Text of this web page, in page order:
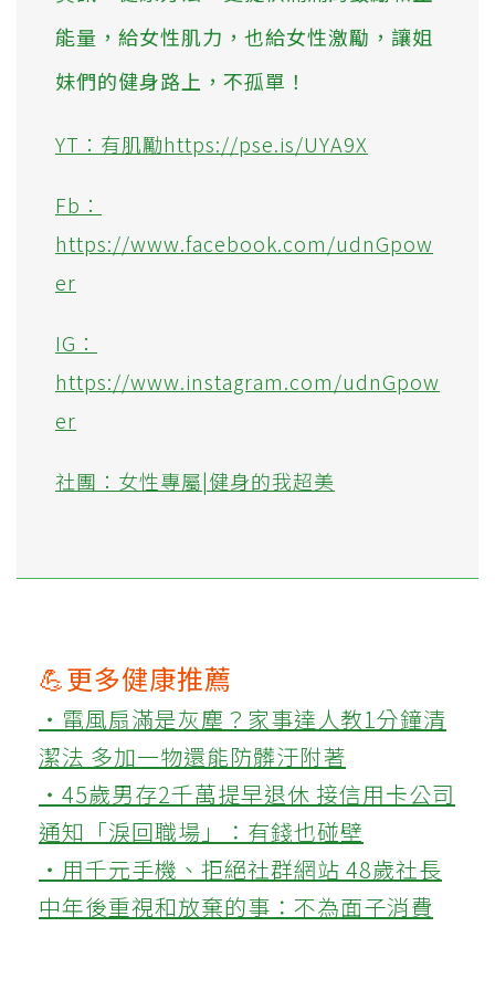
能量，給女性肌力，也給女性激勵，讓姐
妹們的健身路上，不孤單！
YT：有肌勵https://pse.is/UYA9X
Fb：
https://www.facebook.com/udnGpow
er
IG：
https://www.instagram.com/udnGpow
er
社團：女性專屬|健身的我超美
💪更多健康推薦
‧電風扇滿是灰塵？家事達人教1分鐘清
潔法 多加一物還能防髒汙附著
‧45歲男存2千萬提早退休 接信用卡公司
通知「淚回職場」：有錢也碰壁
‧用千元手機、拒絕社群網站 48歲社長
中年後重視和放棄的事：不為面子消費